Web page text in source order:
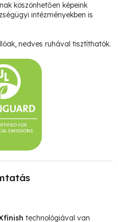
köszönhetően képeink
intézményekben is
nedves ruhával tisztíthatók.
technológiával van